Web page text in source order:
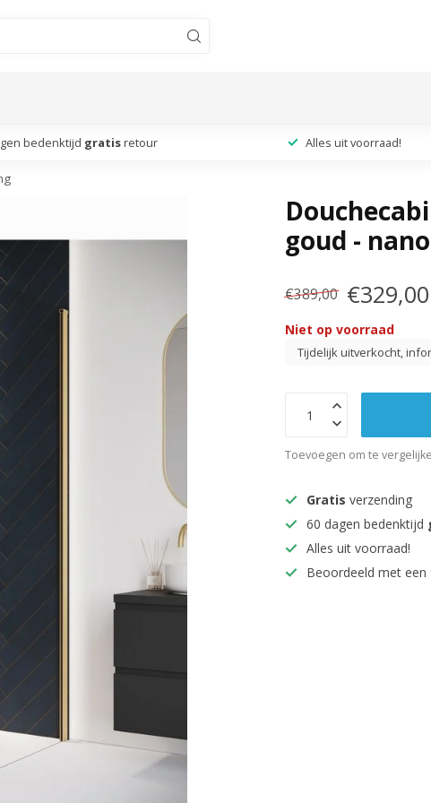
bedenktijd gratis retour Alles uit voorraad!
goud -
€389,00 €329,00
Niet op voorraad
Tijdelijk uitverkocht,
Toevoegen om te
Gratis verzending
60 dagen bedenktijd
Alles uit voorraad!
Beoordeeld met een